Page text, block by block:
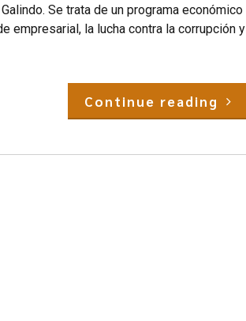
Se trata de un programa económico
empresarial, la lucha contra la corrupción y
Continue reading